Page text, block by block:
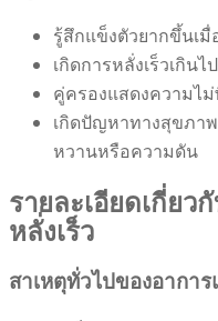
รู้สึกแข็งตัวยากขึ้นเ
เกิดการหลั่งเร็วเกิน
คู่ครองแสดงความไ
เกิดปัญหาทางสุขภาพ
หวานหรือความดัน
รายละเอียดเกี่ย
หลั่งเร็ว
สาเหตุทั่วไปของอากา